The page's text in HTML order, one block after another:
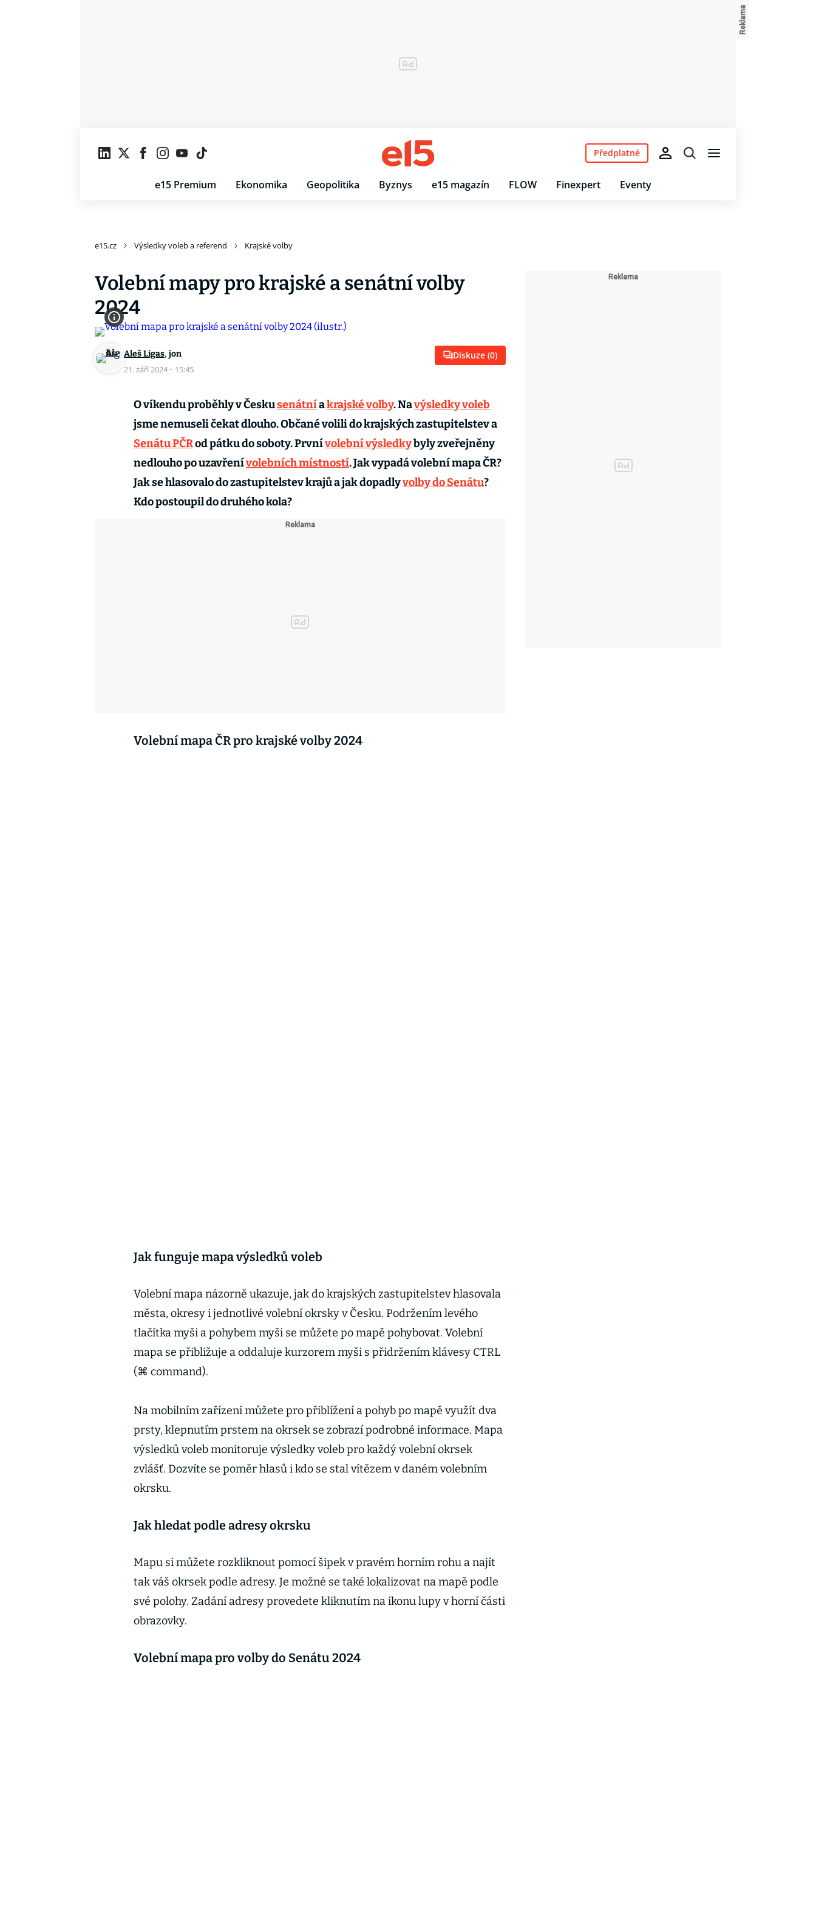
e15 Premium Ekonomika Geopolitika Byznys e15 magazín FLOW Finexpert Eventy
Předplatné
e15.cz Výsledky voleb a referend Krajské volby
Volební mapy pro krajské a senátní volby
2024
Aleš Ligas, jon
21. září 2024 · 15:45
Diskuze (0)
O víkendu proběhly v Českusenátníakrajské volby. Navýsledky voleb
jsme nemuseli čekat dlouho. Občané volili do krajských zastupitelstev a
Senátu PČRod pátku do soboty. Prvnívolební výsledkybyly zveřejněny
nedlouho po uzavřenívolebních místností. Jak vypadá volební mapa ČR?
Jak se hlasovalo do zastupitelstev krajů a jak dopadlyvolby do Senátu?
Kdo postoupil do druhého kola?
Volební mapa ČR pro krajské volby 2024
Jak funguje mapa výsledků voleb
Volební mapa názorně ukazuje, jak do krajských zastupitelstev hlasovala
města, okresy i jednotlivé volební okrsky v Česku. Podržením levého
tlačítka myši a pohybem myši se můžete po mapě pohybovat. Volební
mapa se přibližuje a oddaluje kurzorem myši s přidržením klávesy CTRL
(⌘ command).
Na mobilním zařízení můžete pro přiblížení a pohyb po mapě využít dva
prsty, klepnutím prstem na okrsek se zobrazí podrobné informace. Mapa
výsledků voleb monitoruje výsledky voleb pro každý volební okrsek
zvlášť. Dozvíte se poměr hlasů i kdo se stal vítězem v daném volebním
okrsku.
Jak hledat podle adresy okrsku
Mapu si můžete rozkliknout pomocí šipek v pravém horním rohu a najít
tak váš okrsek podle adresy. Je možné se také lokalizovat na mapě podle
své polohy. Zadání adresy provedete kliknutím na ikonu lupy v horní části
obrazovky.
Volební mapa pro volby do Senátu 2024